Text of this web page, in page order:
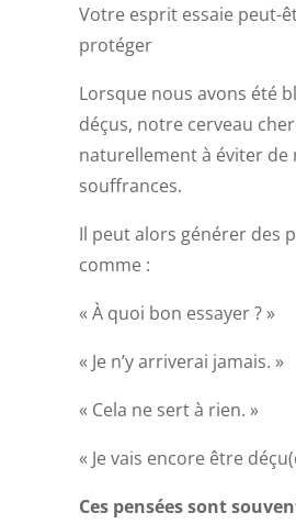
Votre esprit essaie peut-
protéger
Lorsque nous avons été
déçus, notre cerveau
naturellement à éviter de
souffrances.
Il peut alors générer des
comme :
« À quoi bon essayer ? »
« Je n’y arriverai jamais. »
« Cela ne sert à rien. »
« Je vais encore être
Ces pensées sont